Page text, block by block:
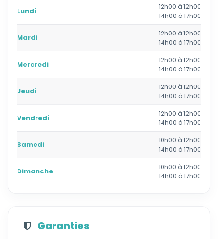
Lundi
12h00 à 12h00
14h00 à 17h00
Mardi
12h00 à 12h00
14h00 à 17h00
Mercredi
12h00 à 12h00
14h00 à 17h00
Jeudi
12h00 à 12h00
14h00 à 17h00
Vendredi
12h00 à 12h00
14h00 à 17h00
Samedi
10h00 à 12h00
14h00 à 17h00
Dimanche
10h00 à 12h00
14h00 à 17h00
Garanties